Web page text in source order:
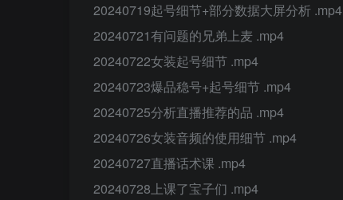
20240719起号细节+部分数据大屏分析 .mp4
20240721有问题的兄弟上麦 .mp4
20240722女装起号细节 .mp4
20240723爆品稳号+起号细节 .mp4
20240725分析直播推荐的品 .mp4
20240726女装音频的使用细节 .mp4
20240727直播话术课 .mp4
20240728上课了宝子们 .mp4